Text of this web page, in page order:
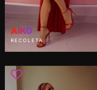
AIKO
RECOLETA